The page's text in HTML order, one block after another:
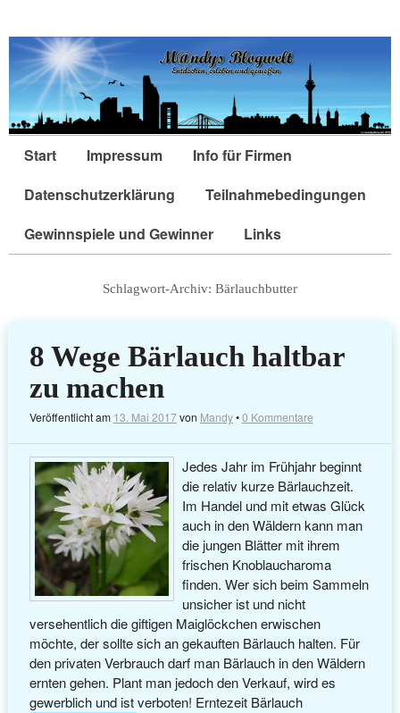
Start Impressum
Info für Firmen
Datenschutzerklärung
Teilnahmebedingungen
Gewinnspiele und Gewinner
Links
Schlagwort-Archiv: Bärlauchbutter
8 Wege Bärlauch haltbar
zu machen
Veröffentlicht am 13. Mai 2017von Mandy•0 Kommentare
Jedes Jahr im Frühjahr beginnt
die relativ kurze Bärlauchzeit.
Im Handel und mit etwas Glück
auch in den Wäldern kann man
die jungen Blätter mit ihrem
frischen Knoblaucharoma
finden. Wer sich beim Sammeln
unsicher ist und nicht
versehentlich die giftigen Maiglöckchen erwischen
möchte, der sollte sich an gekauften Bärlauch halten. Für
den privaten Verbrauch darf man Bärlauch in den Wäldern
ernten gehen. Plant man jedoch den Verkauf, wird es
gewerblich und ist verboten! Erntezeit Bärlauch